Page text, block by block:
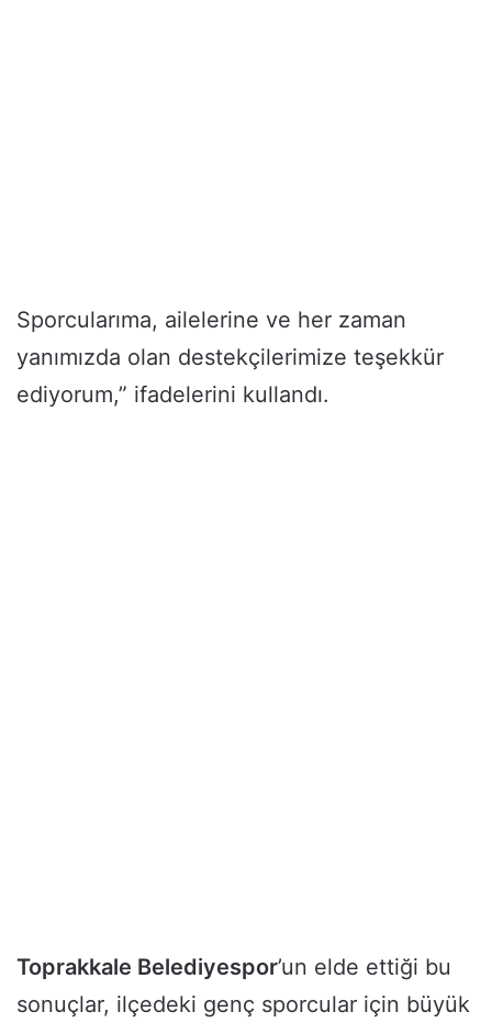
Sporcularıma, ailelerine ve her zaman
yanımızda olan destekçilerimize teşekkür
ediyorum,” ifadelerini kullandı.
Toprakkale Belediyespor’un elde ettiği bu
sonuçlar, ilçedeki genç sporcular için büyük